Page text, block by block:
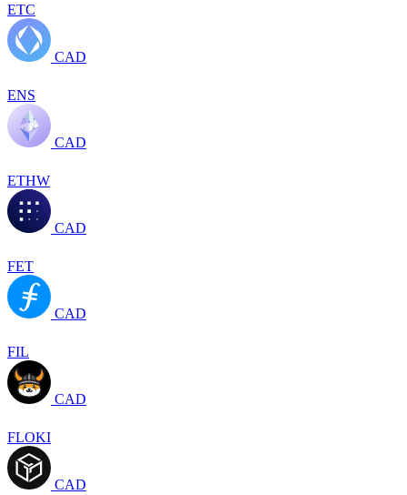
ETC
CAD
ENS
CAD
ETHW
CAD
FET
CAD
FIL
CAD
FLOKI
CAD